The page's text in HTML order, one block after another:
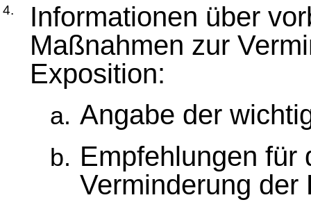
4.
Informationen über
Maßnahmen zur
Exposition:
Angabe der
Empfehlungen für
Verminderung der